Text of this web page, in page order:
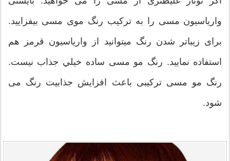
واریاسیون مسی را به ترکیب رنگ موی مسی بیفزایید.
برای زیباتر شدن رنگ میتوانید از واریاسیون قرمز هم
استفاده نمایید. رنگ مو مسی ساده خيلي جذاب نیست.
رنگ مو مسی ترکیبی باعث افزایش جذابیت رنگ می
شود.